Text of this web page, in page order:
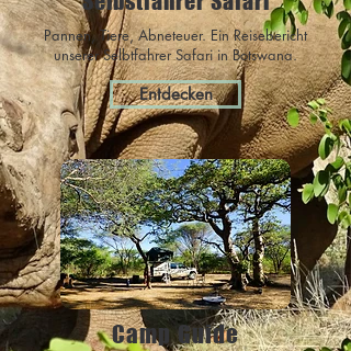
Pannen, Tiere, Abneteuer. Ein Reisebericht
unserer Selbtfahrer Safari in Botswana.
Entdecken
Camp Guide